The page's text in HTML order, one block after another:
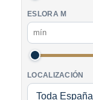
ESLORA M
LOCALIZACIÓN